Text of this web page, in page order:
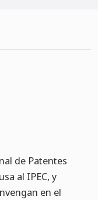
de Patentes
al IPEC, y
en el